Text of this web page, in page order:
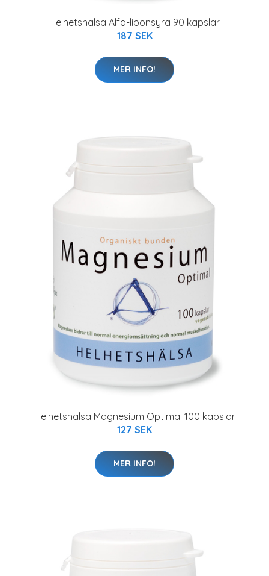
Helhetshälsa Alfa-liponsyra 90 kapslar
187 SEK
MER INFO!
Helhetshälsa Magnesium Optimal 100 kapslar
127 SEK
MER INFO!